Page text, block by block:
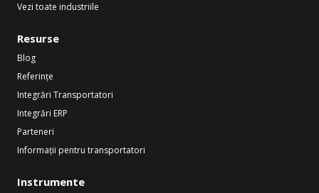
Vezi toate industriile
Resurse
Blog
Referințe
Integrări Transportatori
Integrări ERP
Parteneri
Informații pentru transportatori
Instrumente